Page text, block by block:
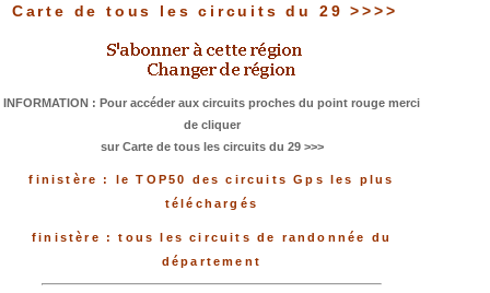
Carte de tous les circuits du 29 >>>>
INFORMATION : Pour accéder aux circuits proches du point rouge merci
de cliquer
sur Carte de tous les circuits du 29 >>>
finistère : le TOP50 des circuits Gps les plus
téléchargés
finistère : tous les circuits de randonnée du
département